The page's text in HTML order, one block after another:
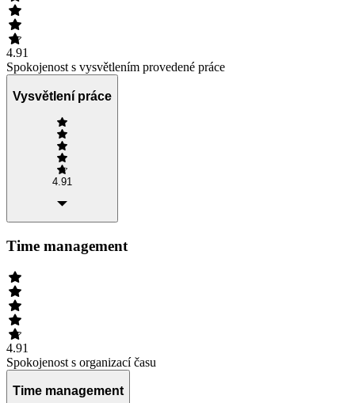
4.91
Spokojenost s vysvětlením provedené práce
Vysvětlení práce
4.91
Time management
4.91
Spokojenost s organizací času
Time management